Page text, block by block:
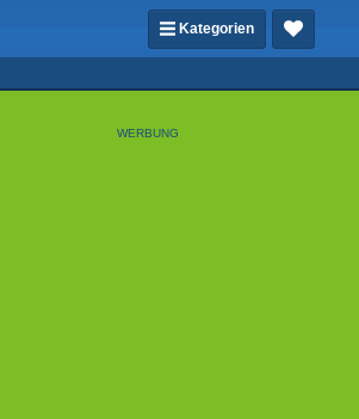
Kategorien